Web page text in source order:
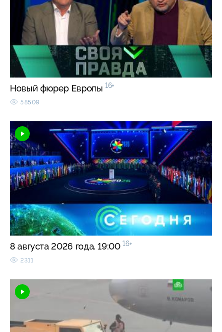
Новый фюрер Европы 16+
58509
8 августа 2026 года. 19:00 16+
2311